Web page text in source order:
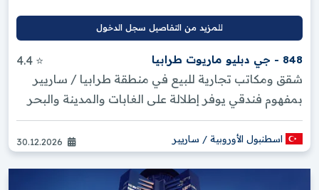
للمزيد من التفاصيل سجل الدخول
848 - جي دبليو ماريوت طرابيا
⭐ 4.4
شقق ومكاتب تجارية للبيع في منطقة طرابيا / ساريير
بمفهوم فندقي يوفر إطلالة على الغابات والمدينة والبحر
اسطنبول الأوروبية / ساريير 30.12.2026